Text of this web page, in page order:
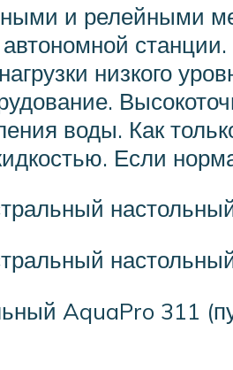
и релейными
низкого
воды. Как
Если
AquaPro 311